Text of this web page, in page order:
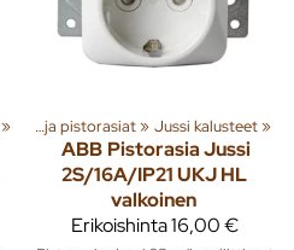
‪» Kytkimet ja pistorasiat‪» Jussi kalusteet‪»
ABB Pistorasia Jussi
2S/16A/IP21 UKJ HL
valkoinen
Erikoishinta16,00 €